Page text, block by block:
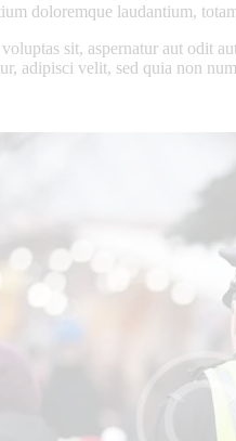
doloremque laudantium,
sit, aspernatur aut odit
adipisci velit, sed quia non